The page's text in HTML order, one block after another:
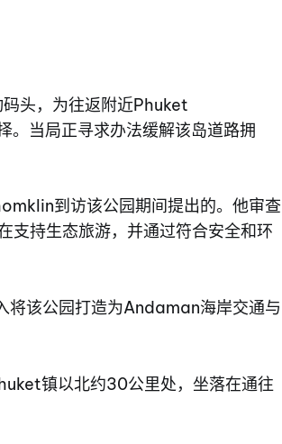
头，为往返附近Phuket
当局正寻求办法缓解该岛道路拥
到访该公园期间提出的。他审查
持生态旅游，并通过符合安全和环
将该公园打造为Andaman海岸交通与
镇以北约30公里处，坐落在通往